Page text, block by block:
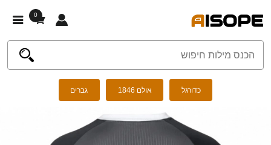
0
כדורגל אולם 1846 גברים